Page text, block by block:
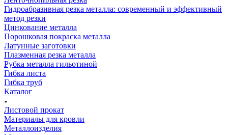
Гидроабразивная резка металла: современный и эффективный
метод резки
Цинкование металла
Порошковая покраска металла
Латунные заготовки
Плазменная резка металла
Рубка металла гильотиной
Гибка листа
Гибка труб
Каталог
Листовой прокат
Материалы для кровли
Металлоизделия